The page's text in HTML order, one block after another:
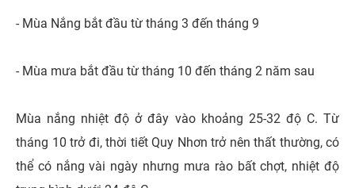
- Mùa Nắng bắt đầu từ tháng 3 đến tháng 9
- Mùa mưa bắt đầu từ tháng 10 đến tháng 2 năm sau
Mùa nắng nhiệt độ ở đây vào khoảng 25-32 độ C. Từ
tháng 10 trở đi, thời tiết Quy Nhơn trở nên thất thường, có
thể có nắng vài ngày nhưng mưa rào bất chợt, nhiệt độ